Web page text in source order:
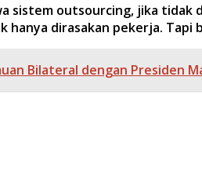
sistem outsourcing, jika
dirasakan pekerja. Tapi
Bilateral dengan Presiden